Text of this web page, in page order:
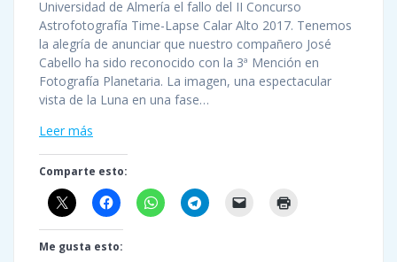
Universidad de Almería el fallo del II Concurso
Astrofotografía Time-Lapse Calar Alto 2017. Tenemos
la alegría de anunciar que nuestro compañero José
Cabello ha sido reconocido con la 3ª Mención en
Fotografía Planetaria. La imagen, una espectacular
vista de la Luna en una fase…
Leer más
Comparte esto:
Me gusta esto: